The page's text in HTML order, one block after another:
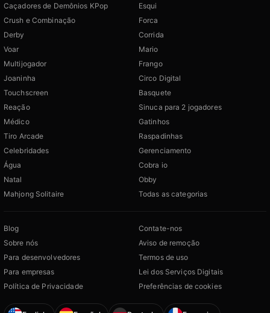
Caçadores de Demônios KPop
Crush e Combinação
Derby
Voar
Multijogador
Joaninha
Touchscreen
Reação
Médico
Tiro Arcade
Celebridades
Água
Natal
Mahjong Solitaire
Esqui
Forca
Corrida
Mario
Frango
Circo Digital
Basquete
Sinuca para 2 jogadores
Gatinhos
Raspadinhas
Gerenciamento
Cobra io
Obby
Todas as categorias
Blog
Sobre nós
Para desenvolvedores
Para empresas
Política de Privacidade
Contate-nos
Aviso de remoção
Termos de uso
Lei dos Serviços Digitais
Preferências de cookies